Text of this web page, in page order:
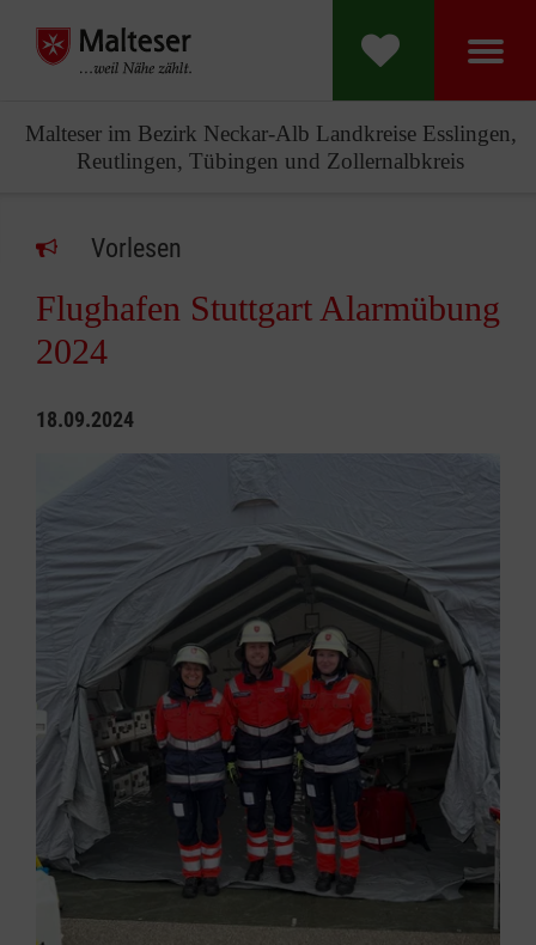
Malteser im Bezirk Neckar-Alb Landkreise Esslingen,
Reutlingen, Tübingen und Zollernalbkreis
Vorlesen
Flughafen Stuttgart Alarmübung
2024
18.09.2024